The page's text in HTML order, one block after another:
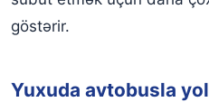
göstərir.
Yuxuda avtobusla